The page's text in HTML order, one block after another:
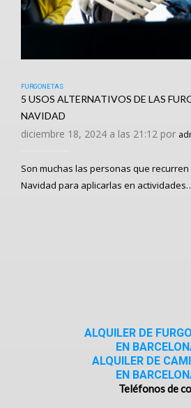
FURGONETAS
5 USOS ALTERNATIVOS DE LAS
NAVIDAD
diciembre 18, 2024 a las 21:12 por
Son muchas las personas que
Navidad para aplicarlas en
ALQUILER DE
EN
ALQUILER DE
EN
Teléfonos de